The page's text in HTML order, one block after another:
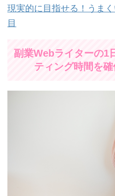
現実的に目指せる！うま
目
副業Webライターの1
ティング時間を確